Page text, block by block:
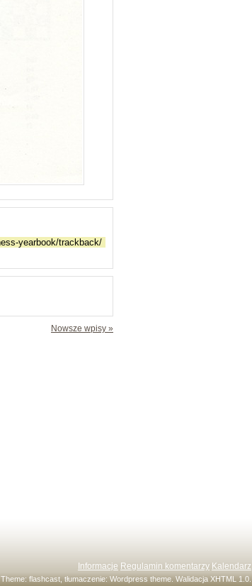
Nowsze wpisy »
Informacje Regulamin komentarzy Kalendarz
Theme:flashcast, tłumaczenie:Wordpress theme. WalidacjaXHTML 1.0.